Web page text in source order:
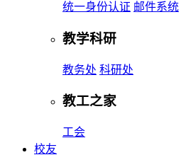
统一身份认证 邮件系统
教学科研
教务处 科研处
教工之家
工会
校友